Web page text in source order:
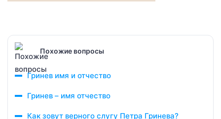
Похожие вопросы
Гринев имя и отчество
Гринев – имя отчество
Как зовут верного слугу Петра Гринева?